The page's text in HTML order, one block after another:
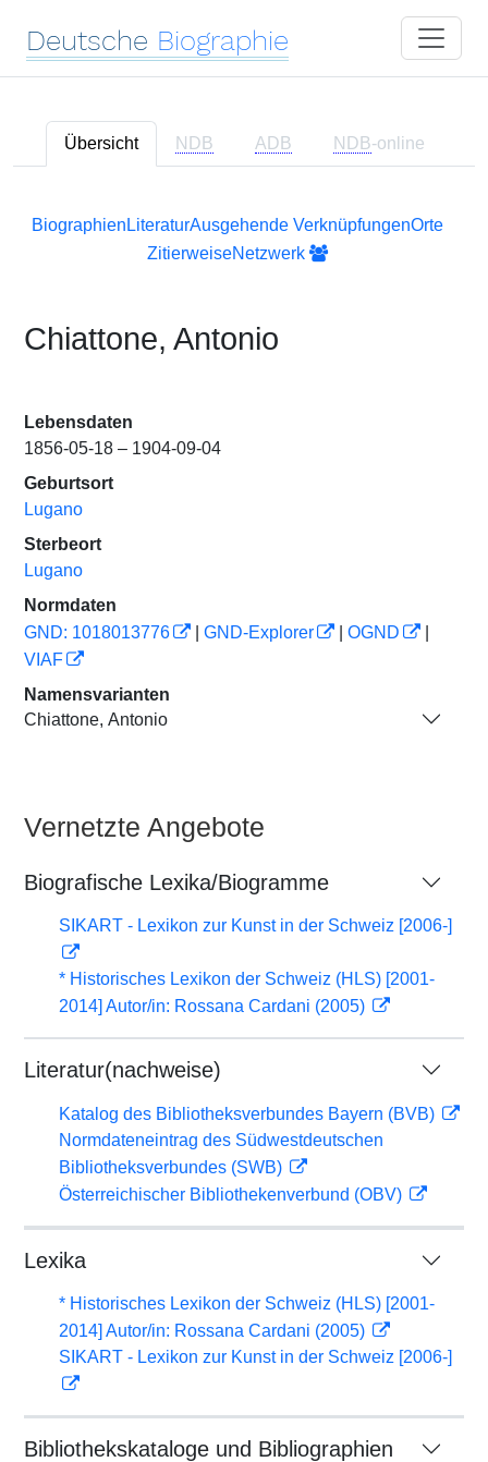
Deutsche Biographie
Übersicht NDB ADB NDB-online
Biographien LiteraturAusgehende VerknüpfungenOrte
ZitierweiseNetzwerk
Chiattone, Antonio
Lebensdaten
1856-05-18 – 1904-09-04
Geburtsort
Lugano
Sterbeort
Lugano
Normdaten
GND: 1018013776
GND-Explorer OGND
VIAF
Namensvarianten
Chiattone, Antonio
Vernetzte Angebote
Biografische Lexika/Biogramme
SIKART - Lexikon zur Kunst in der Schweiz [2006-]
* Historisches Lexikon der Schweiz (HLS) [2001-
2014] Autor/in: Rossana Cardani (2005)
Literatur(nachweise)
Katalog des Bibliotheksverbundes Bayern (BVB)
Normdateneintrag des Südwestdeutschen
Bibliotheksverbundes (SWB)
Österreichischer Bibliothekenverbund (OBV)
Lexika
* Historisches Lexikon der Schweiz (HLS) [2001-
2014] Autor/in: Rossana Cardani (2005)
SIKART - Lexikon zur Kunst in der Schweiz [2006-]
Bibliothekskataloge und Bibliographien